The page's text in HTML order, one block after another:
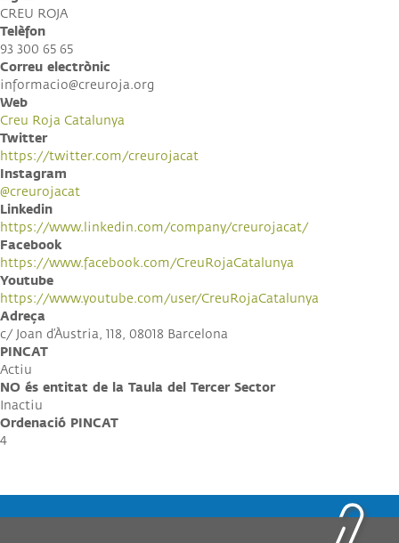
CREU ROJA
Telèfon
93 300 65 65
Correu electrònic
informacio@creuroja.org
Web
Creu Roja Catalunya
Twitter
https://twitter.com/creurojacat
Instagram
@creurojacat
Linkedin
https://www.linkedin.com/company/creurojacat/
Facebook
https://www.facebook.com/CreuRojaCatalunya
Youtube
https://www.youtube.com/user/CreuRojaCatalunya
Adreça
c/ Joan d’Àustria, 118, 08018 Barcelona
PINCAT
Actiu
NO és entitat de la Taula del Tercer Sector
Inactiu
Ordenació PINCAT
4